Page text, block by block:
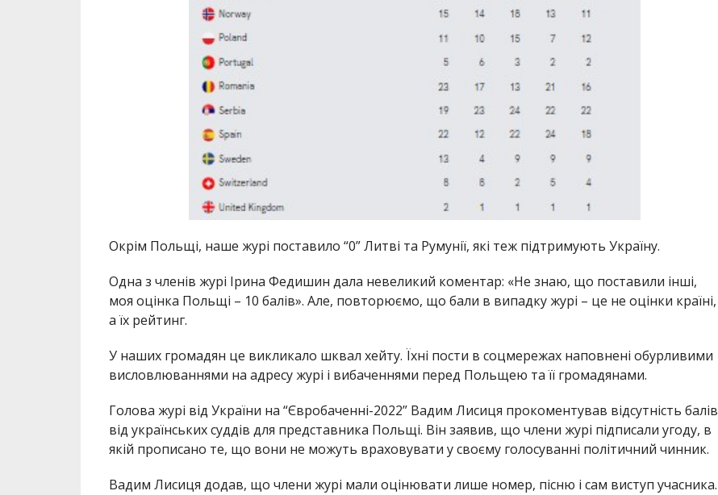
Окрім Польщі, наше журі поставило “0” Литві та Румунії, які теж підтримують Україну.
Одна з членів журі Ірина Федишин дала невеликий коментар: «Не знаю, що поставили інші,
моя оцінка Польщі – 10 балів». Але, повторюємо, що бали в випадку журі – це не оцінки країні,
а їх рейтинг.
У наших громадян це викликало шквал хейту. Їхні пости в соцмережах наповнені обурливими
висловлюваннями на адресу журі і вибаченнями перед Польщею та її громадянами.
Голова журі від України на “Євробаченні-2022” Вадим Лисиця прокоментував відсутність балів
від українських суддів для представника Польщі. Він заявив, що члени журі підписали угоду, в
якій прописано те, що вони не можуть враховувати у своєму голосуванні політичний чинник.
Вадим Лисиця додав, що члени журі мали оцінювати лише номер, пісню і сам виступ учасника.